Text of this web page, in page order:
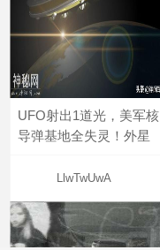
UFO射出1道光，美军核
导弹基地全失灵！外星
LlwTwUwA